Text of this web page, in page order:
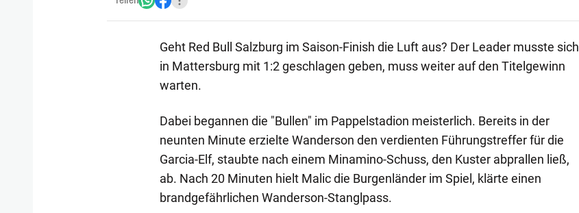
Geht Red Bull Salzburg im Saison-Finish die Luft aus? Der Leader musste sich
in Mattersburg mit 1:2 geschlagen geben, muss weiter auf den Titelgewinn
warten.
Dabei begannen die "Bullen" im Pappelstadion meisterlich. Bereits in der
neunten Minute erzielte Wanderson den verdienten Führungstreffer für die
Garcia-Elf, staubte nach einem Minamino-Schuss, den Kuster abprallen ließ,
ab. Nach 20 Minuten hielt Malic die Burgenländer im Spiel, klärte einen
brandgefährlichen Wanderson-Stanglpass.